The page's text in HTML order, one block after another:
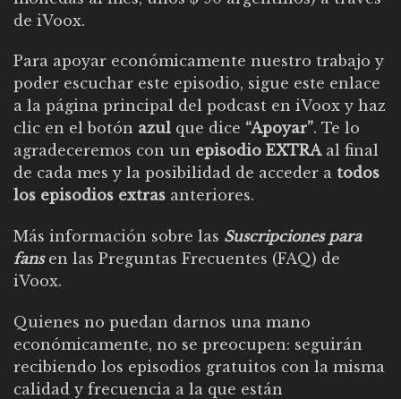
de iVoox.
Para apoyar económicamente nuestro trabajo y
poder escuchar este episodio, sigue este enlace
a la página principal del podcast en iVoox y haz
clic en el botón azul que dice “Apoyar”. Te lo
agradeceremos con un episodio EXTRAal final
de cada mes y la posibilidad de acceder a todos
los episodios extras anteriores.
Más información sobre las Suscripciones para
fansen las Preguntas Frecuentes (FAQ) de
iVoox.
Quienes no puedan darnos una mano
económicamente, no se preocupen: seguirán
recibiendo los episodios gratuitos con la misma
calidad y frecuencia a la que están